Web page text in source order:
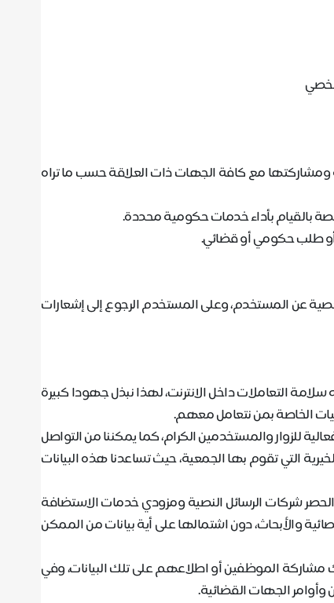
ومشاركتها مع كافة الجهات ذات العلاقة حسب ما تراه
بالقيام بأداء خدمات حكومية محددة.
أو طلب حكومي أو قضائي.
عن المستخدم، وعلى المستخدم الرجوع إلى إشعارات
التعاملات داخل الانترنت، لهذا نبذل جهودا كبيرة
الخاصة بمن نتعامل معهم.
للزوار والمستخدمين الكرام، كما يمكننا من التواصل
التي تقوم بها الجمعية، حيث تساعدنا هذه البيانات
شركات الرسائل النصية ومزودي خدمات الاستضافة
والأبحاث، دون اشتمالها على أية بيانات من الممكن
مشاركة الموظفين أو اطلاعهم على تلك البيانات، وفي
وأوامر الجهات القضائية.